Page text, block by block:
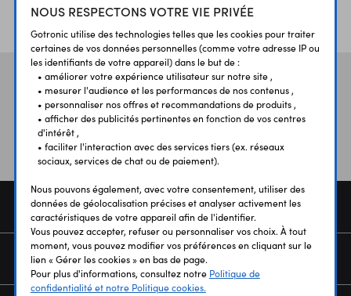
ÉTABLISSEMENTS
SCOLAIRES
PLUS 30 ANS
D’EXPERIENCE
Vos aviset témoignages
COMMANDE
SERVICES
NOUS RESPECTONS VOTRE VIE PRIVÉE
Gotronic utilise des technologies telles que les cookies pour traiter
certaines de vos données personnelles (comme votre adresse IP ou
les identifiants de votre appareil) dans le but de :
• améliorer votre expérience utilisateur sur notre site ,
• mesurer l'audience et les performances de nos contenus ,
• personnaliser nos offres et recommandations de produits ,
• afficher des publicités pertinentes en fonction de vos centres
d'intérêt ,
• faciliter l'interaction avec des services tiers (ex. réseaux
sociaux, services de chat ou de paiement).
Nous pouvons également, avec votre consentement, utiliser des
données de géolocalisation précises et analyser activement les
caractéristiques de votre appareil afin de l'identifier.
Vous pouvez accepter, refuser ou personnaliser vos choix. À tout
moment, vous pouvez modifier vos préférences en cliquant sur le
lien « Gérer les cookies » en bas de page.
Pour plus d'informations, consultez notre Politique de
confidentialité et notre Politique cookies.